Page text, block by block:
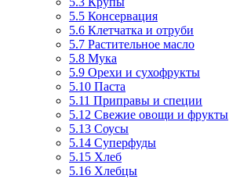
5.5 Консервация
5.6 Клетчатка и отруби
5.7 Растительное масло
5.8 Мука
5.9 Орехи и сухофрукты
5.10 Паста
5.11 Приправы и специи
5.12 Свежие овощи и фрукты
5.13 Соусы
5.14 Суперфуды
5.15 Хлеб
5.16 Хлебцы